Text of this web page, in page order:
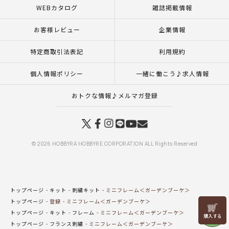
リリヤン
フェア
WEBカタログ 雑誌掲載情報
お客様レビュー 企業情報
特定商取引法表記 利用規約
個人情報ポリシー 一緒に働こう♪求人情報
おトクな情報♪メルマガ登録
© 2026 HOBBYRA HOBBYRE CORPORATION ALL Rights Reserved
トップページ キット 刺繍キット
ミニフレーム＜ガーデンブーケ＞
トップページ
登録
ミニフレーム＜ガーデンブーケ＞
トップページ
キット フレーム
ミニフレーム＜ガーデンブーケ＞
トップページ
フランス刺繍 ミニフレーム＜ガーデンブーケ＞